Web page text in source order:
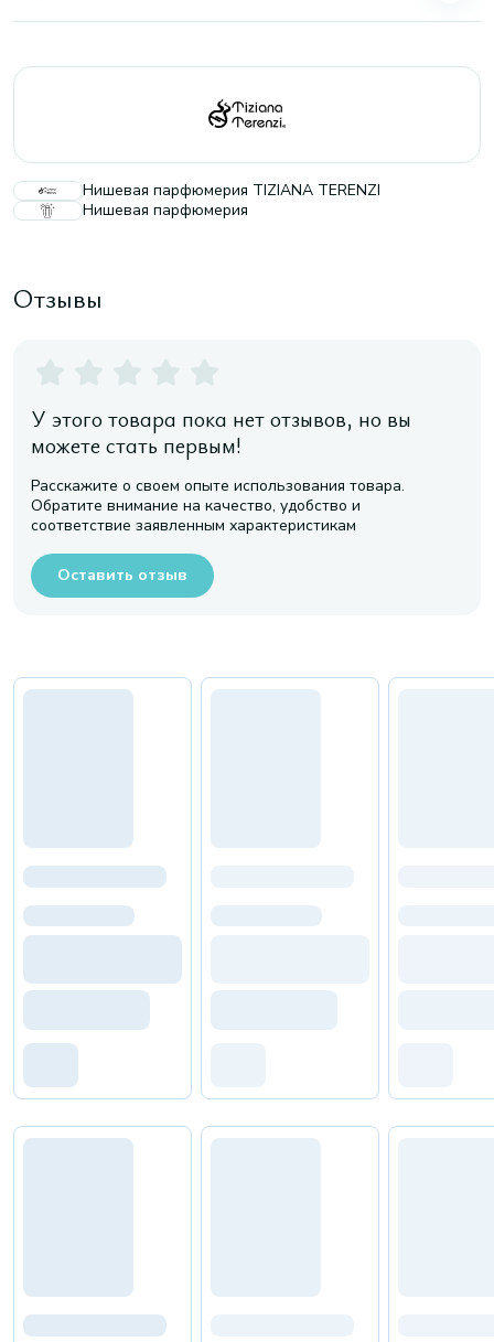
Нишевая парфюмерия TIZIANA TERENZI
Нишевая парфюмерия
Отзывы
У этого товара пока нет отзывов, но вы
можете стать первым!
Расскажите о своем опыте использования товара.
Обратите внимание на качество, удобство и
соответствие заявленным характеристикам
Оставить отзыв